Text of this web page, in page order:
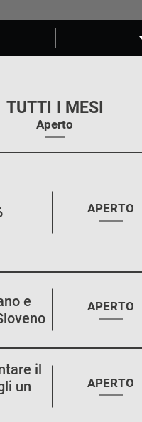
TUTTI I MESI
Aperto
STAGIONE:
APERTO
e
STAGIONE:
APERTO
il
un
STAGIONE:
APERTO